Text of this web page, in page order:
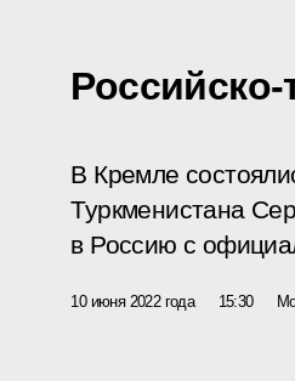
В Кремле
Туркменистана
в Россию с
10 июня 2022 года 15:30